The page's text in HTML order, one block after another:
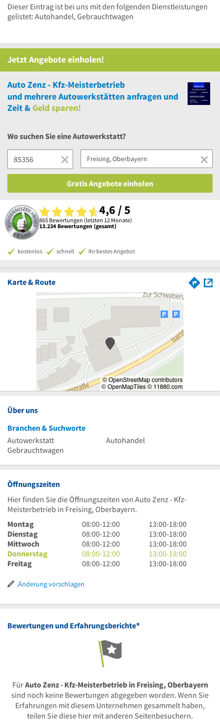
Dieser Eintrag ist bei uns mit den folgenden Dienstleistungen
gelistet: Autohandel, Gebrauchtwagen
Jetzt Angebote einholen!
Auto Zenz - Kfz-Meisterbetrieb
und mehrereAutowerkstätten anfragen und
Zeit &Geld sparen!
Wo suchen Sie eine Autowerkstatt?
Gratis Angebote einholen
4,6 / 5
865 Bewertungen (letzten 12 Monate)
13.234 Bewertungen (gesamt)
kostenlos schnell Ihr bestes Angebot
Karte & Route
Über uns
Branchen & Suchworte
Autowerkstatt
Autohandel
Gebrauchtwagen
Öffnungszeiten
Hier finden Sie die Öffnungszeiten von Auto Zenz - Kfz-
Meisterbetrieb in Freising, Oberbayern.
Montag
8
Uhr
bis
12
Uhr
08:00-12:00
13
Uhr
bis
18
Uhr
13:00-18:00
Dienstag
8
Uhr
bis
12
08:00-12:00
13
Uhr
bis
18
13:00-18:00
Mittwoch
8
Uhr
bis
Uhr
08:00-12:00
13
Uhr
bis
13:00-18:00
Donnerstag
8
Uhr
12
08:00-12:00
13
Uhr
13:00-18:00
Freitag
8
bis
Uhr
08:00-12:00
13
Uhr
13:00-18:00
Änderung vorschlagen
Bewertungen und Erfahrungsberichte*
FürAuto Zenz - Kfz-Meisterbetrieb in Freising, Oberbayern
sind noch keine Bewertungen abgegeben worden. Wenn Sie
Erfahrungen mit diesem Unternehmen gesammelt haben,
teilen Sie diese hier mit anderen Seitenbesuchern.